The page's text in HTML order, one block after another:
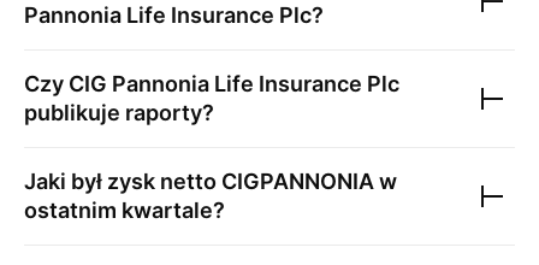
Pannonia Life Insurance Plc?
Czy CIG Pannonia Life Insurance Plc
publikuje raporty?
Jaki był zysk netto CIGPANNONIA w
ostatnim kwartale?